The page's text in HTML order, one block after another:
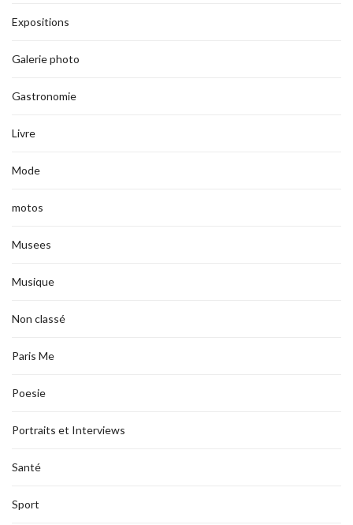
Expositions
Galerie photo
Gastronomie
Livre
Mode
motos
Musees
Musique
Non classé
Paris Me
Poesie
Portraits et Interviews
Santé
Sport